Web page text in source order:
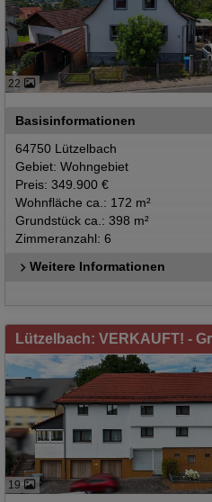
22
Basisinformationen
64750 Lützelbach
Gebiet: Wohngebiet
Preis: 349.900 €
Wohnfläche ca.: 172 m²
Grundstück ca.: 398 m²
Zimmeranzahl: 6
Weitere Informationen
19